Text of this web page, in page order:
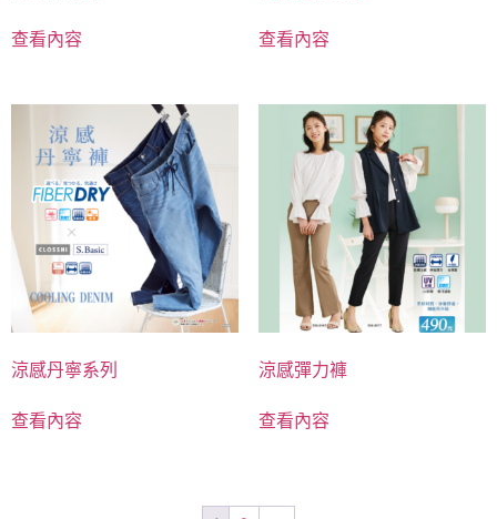
查看內容 查看內容
涼感丹寧系列
查看內容
涼感彈力褲
查看內容